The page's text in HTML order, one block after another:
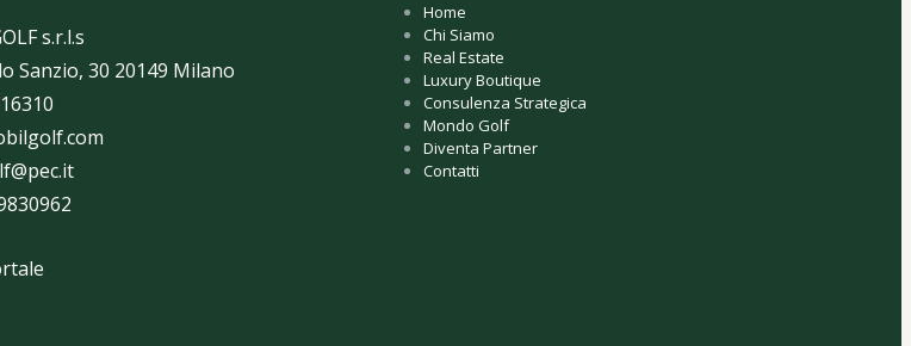
s.r.l.s
Sanzio, 30 20149 Milano
Home
Chi Siamo
Real Estate
Luxury Boutique
Consulenza Strategica
Mondo Golf
Diventa Partner
Contatti